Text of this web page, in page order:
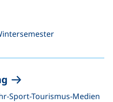
Sport-Tourismus-Medien